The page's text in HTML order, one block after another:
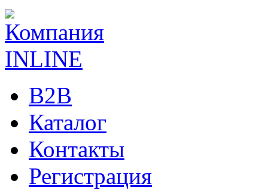
B2B
Каталог
Контакты
Регистрация